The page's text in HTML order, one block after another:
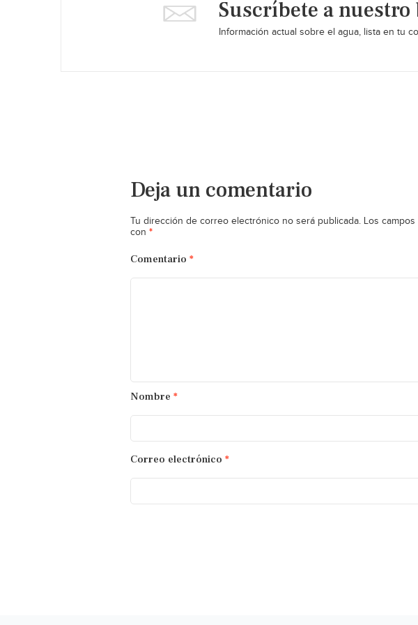
Suscríbete a
Información actual sobre el agua, lista en tu
Deja un comentario
Tu dirección de correo electrónico no será publicada. Los
con *
Comentario *
Nombre *
Correo electrónico *